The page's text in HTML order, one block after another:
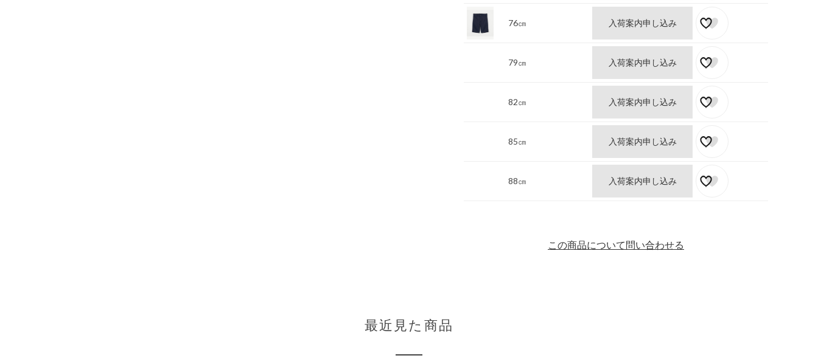
76㎝ 入荷案内申し込み
79㎝ 入荷案内申し込み
82㎝ 入荷案内申し込み
85㎝ 入荷案内申し込み
88㎝ 入荷案内申し込み
この商品について問い合わせる
最近見た商品